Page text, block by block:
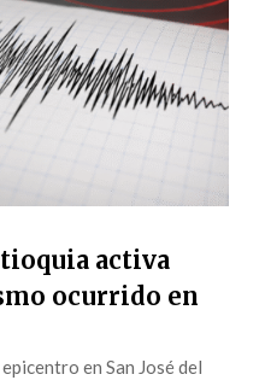
activa
ocurrido en
en San José del